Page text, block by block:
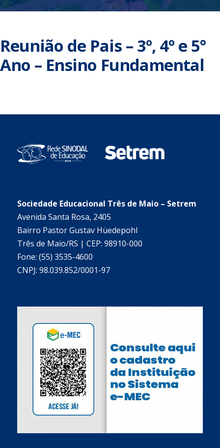
Reunião de Pais – 3º, 4º e 5°
Ano – Ensino Fundamental
Sociedade Educacional Três de Maio – Setrem
Avenida Santa Rosa, 2405
Bairro Pastor Gustav Hüedepohl
Três de Maio/RS | CEP: 98910-000
Fone: (55) 3535-4600
CNPJ: 98.039.852/0001-97